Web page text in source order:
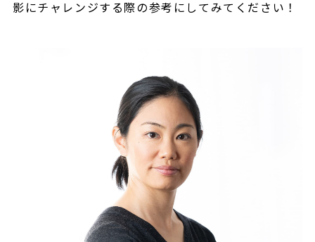
影にチャレンジする際の参考にしてみてください！